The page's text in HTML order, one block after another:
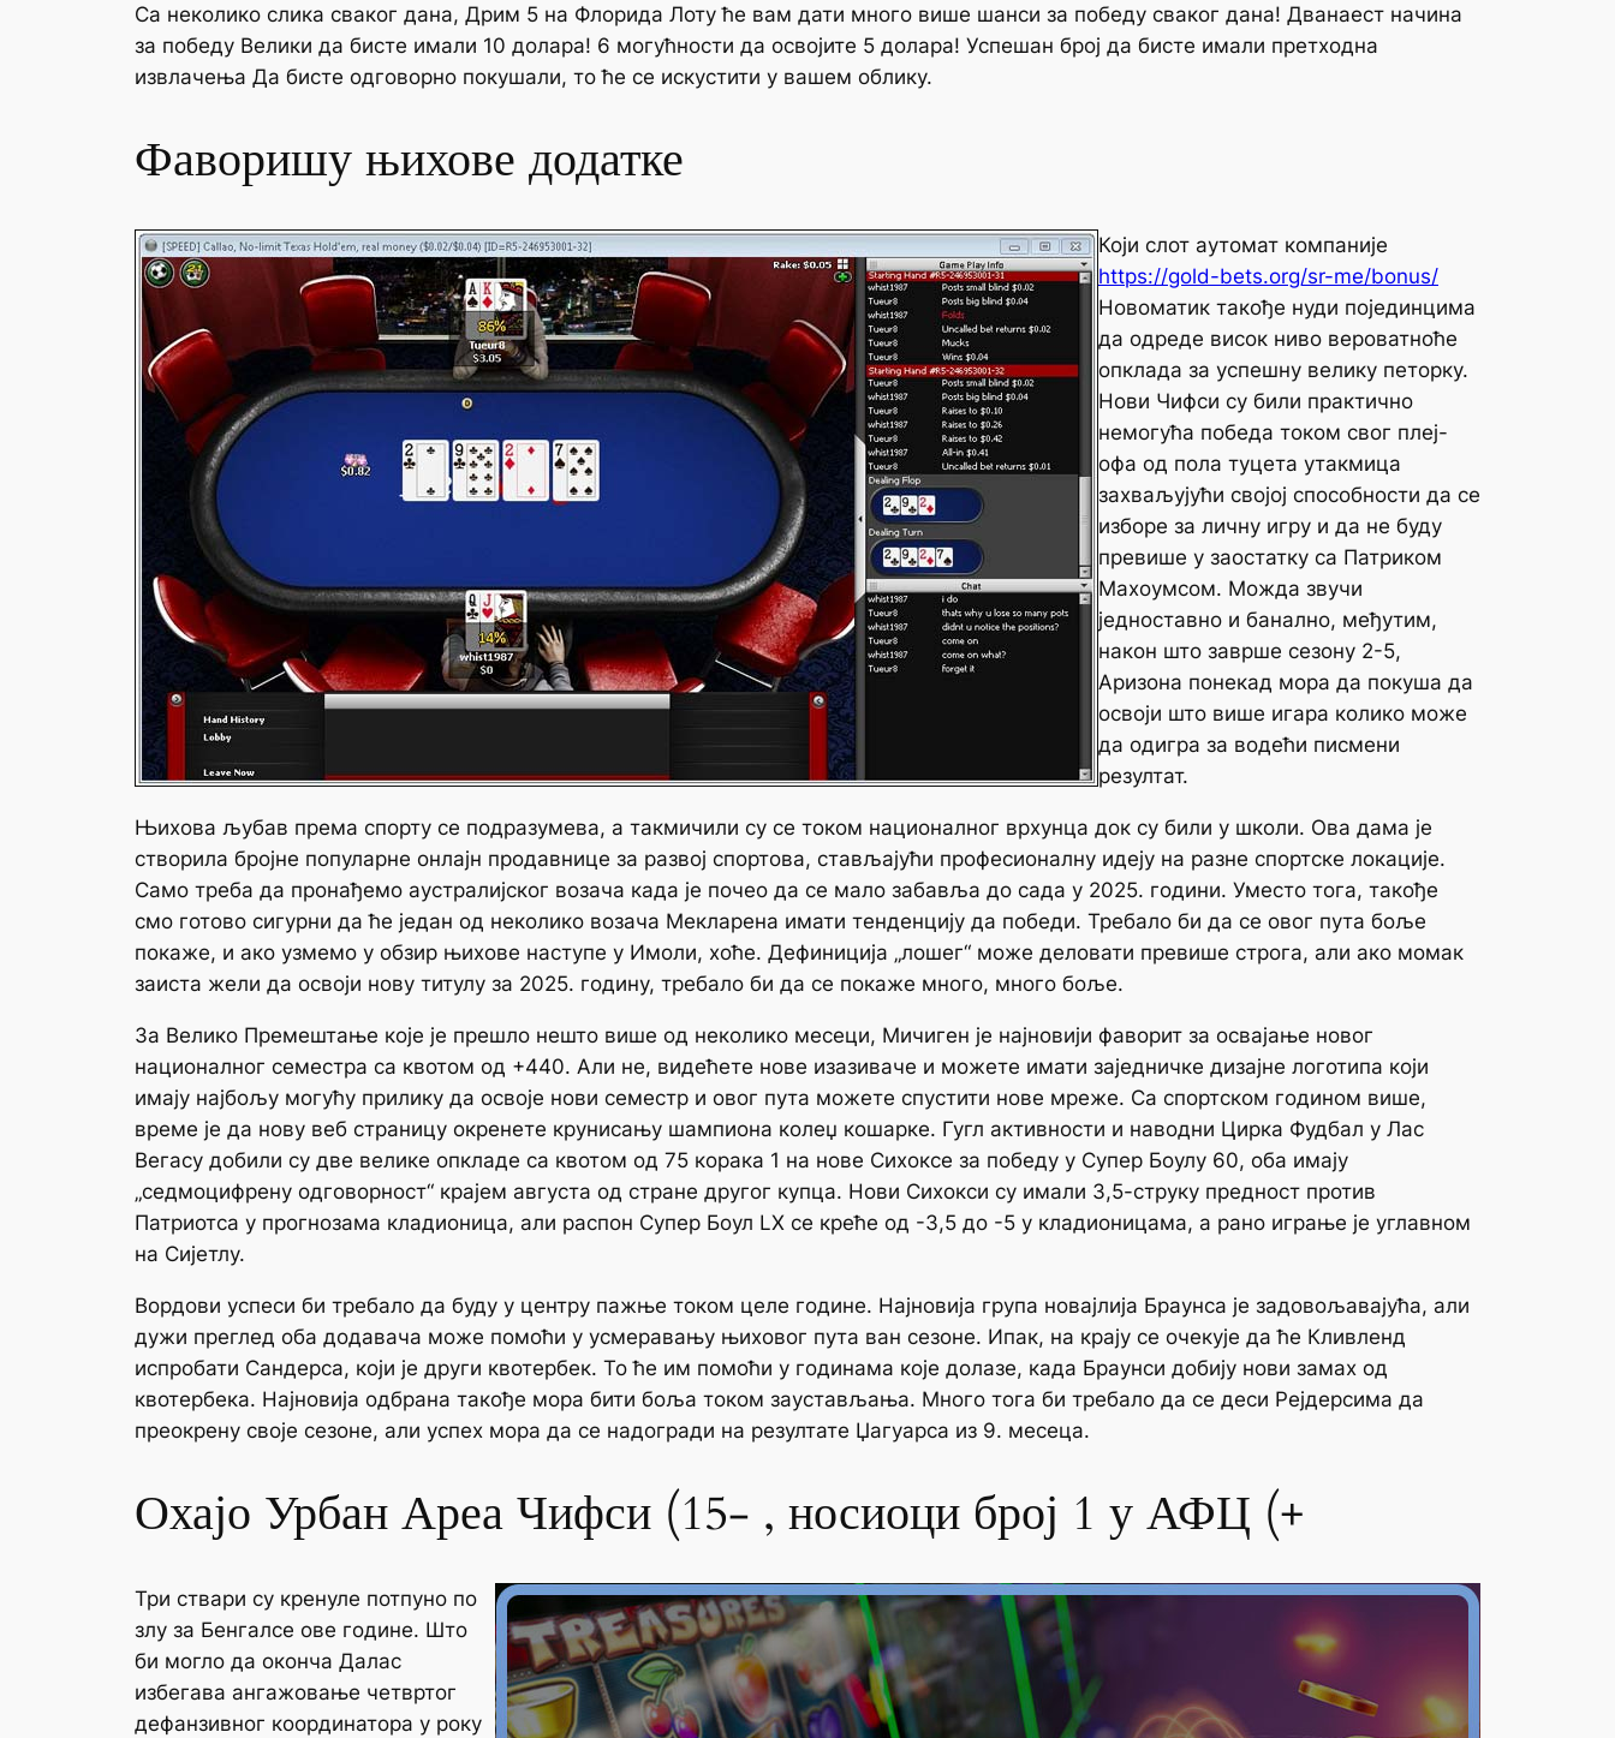
Са неколико слика сваког дана, Дрим 5 на Флорида Лоту ће вам дати много више шанси за победу сваког дана! Дванаест начина
за победу Велики да бисте имали 10 долара! 6 могућности да освојите 5 долара! Успешан број да бисте имали претходна
извлачења Да бисте одговорно покушали, то ће се искустити у вашем облику.
Фаворишу њихове додатке
Који слот аутомат компаније
https://gold-bets.org/sr-me/bonus/
Новоматик такође нуди појединцима
да одреде висок ниво вероватноће
опклада за успешну велику петорку.
Нови Чифси су били практично
немогућа победа током свог плеј-
офа од пола туцета утакмица
захваљујући својој способности да се
изборе за личну игру и да не буду
превише у заостатку са Патриком
Махоумсом. Можда звучи
једноставно и банално, међутим,
након што заврше сезону 2-5,
Аризона понекад мора да покуша да
освоји што више игара колико може
да одигра за водећи писмени
резултат.
Њихова љубав према спорту се подразумева, а такмичили су се током националног врхунца док су били у школи. Ова дама је
створила бројне популарне онлајн продавнице за развој спортова, стављајући професионалну идеју на разне спортске локације.
Само треба да пронађемо аустралијског возача када је почео да се мало забавља до сада у 2025. години. Уместо тога, такође
смо готово сигурни да ће један од неколико возача Мекларена имати тенденцију да победи. Требало би да се овог пута боље
покаже, и ако узмемо у обзир њихове наступе у Имоли, хоће. Дефиниција „лошег“ може деловати превише строга, али ако момак
заиста жели да освоји нову титулу за 2025. годину, требало би да се покаже много, много боље.
За Велико Премештање које је прешло нешто више од неколико месеци, Мичиген је најновији фаворит за освајање новог
националног семестра са квотом од +440. Али не, видећете нове изазиваче и можете имати заједничке дизајне логотипа који
имају најбољу могућу прилику да освоје нови семестр и овог пута можете спустити нове мреже. Са спортском годином више,
време је да нову веб страницу окренете крунисању шампиона колеџ кошарке. Гугл активности и наводни Цирка Фудбал у Лас
Вегасу добили су две велике опкладе са квотом од 75 корака 1 на нове Сихоксе за победу у Супер Боулу 60, оба имају
„седмоцифрену одговорност“ крајем августа од стране другог купца. Нови Сихокси су имали 3,5-струку предност против
Патриотса у прогнозама кладионица, али распон Супер Боул LX се креће од -3,5 до -5 у кладионицама, а рано играње је углавном
на Сијетлу.
Вордови успеси би требало да буду у центру пажње током целе године. Најновија група новајлија Браунса је задовољавајућа, али
дужи преглед оба додавача може помоћи у усмеравању њиховог пута ван сезоне. Ипак, на крају се очекује да ће Кливленд
испробати Сандерса, који је други квотербек. То ће им помоћи у годинама које долазе, када Браунси добију нови замах од
квотербека. Најновија одбрана такође мора бити боља током заустављања. Много тога би требало да се деси Рејдерсима да
преокрену своје сезоне, али успех мора да се надогради на резултате Џагуарса из 9. месеца.
Охајо Урбан Ареа Чифси (15- , носиоци број 1 у АФЦ (+
Три ствари су кренуле потпуно по
злу за Бенгалсе ове године. Што
би могло да оконча Далас
избегава ангажовање четвртог
дефанзивног координатора у року